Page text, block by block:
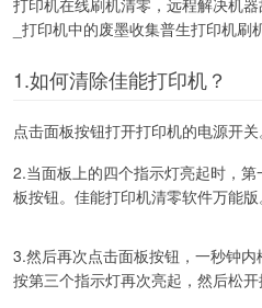
_打印机中的废墨收集普生打印机刷
1.如何清除佳能打印机？
点击面板按钮打开打印机的电源开关。
2.当面板上的四个指示灯亮起时，
板按钮。佳能打印机清零软件万能版。
3.然后再次点击面板按钮，一秒钟内
按第三个指示灯再次亮起，然后松开